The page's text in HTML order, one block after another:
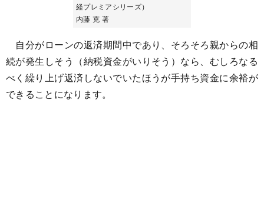
経プレミアシリーズ）
内藤 克 著
自分がローンの返済期間中であり、そろそろ親からの相
続が発生しそう（納税資金がいりそう）なら、むしろなる
べく繰り上げ返済しないでいたほうが手持ち資金に余裕が
できることになります。